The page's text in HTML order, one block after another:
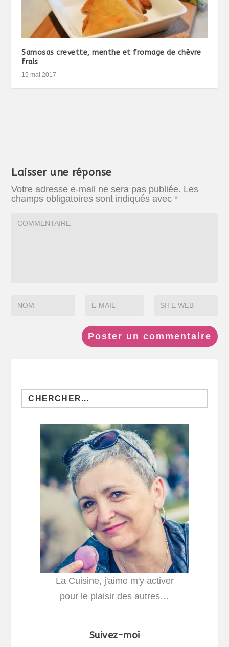
Samosas crevette, menthe et fromage de chèvre
frais
15 mai 2017
Laisser une réponse
Votre adresse e-mail ne sera pas publiée. Les
champs obligatoires sont indiqués avec*
Search
for:
La Cuisine, j'aime m'y activer
pour le plaisir des autres…
Suivez-moi